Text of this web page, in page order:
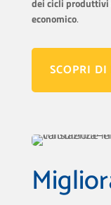
dei cicli produttivi
economico.
SCOPRI